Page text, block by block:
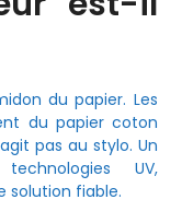
du papier. Les
du papier coton
pas au stylo. Un
UV,
solution fiable.